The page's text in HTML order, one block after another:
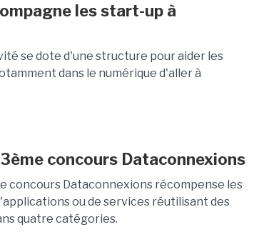
les start-up à
se dote d'une structure pour aider les
dans le numérique d'aller à
concours Dataconnexions
concours Dataconnexions récompense les
ou de services réutilisant des
quatre catégories.